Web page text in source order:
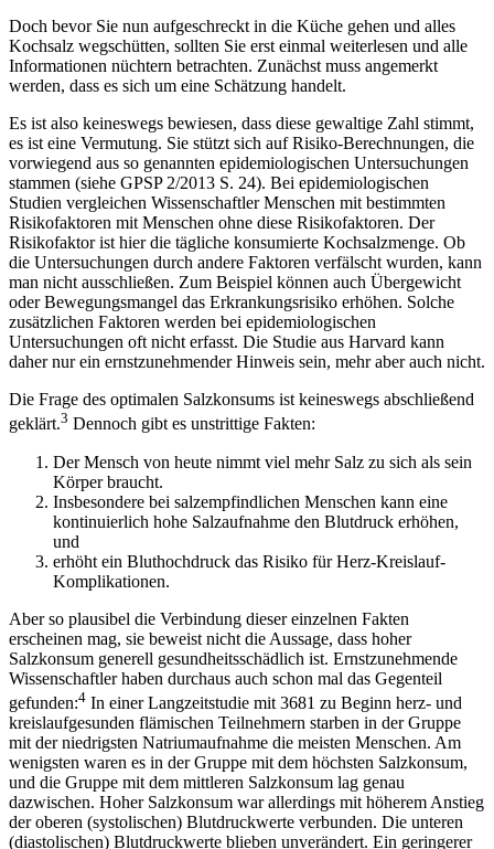
Doch bevor Sie nun aufgeschreckt in die Küche gehen und alles
Kochsalz wegschütten, sollten Sie erst einmal weiterlesen und alle
Informationen nüchtern betrachten. Zunächst muss angemerkt
werden, dass es sich um eine Schätzung handelt.
Es ist also keineswegs bewiesen, dass diese gewaltige Zahl stimmt,
es ist eine Vermutung. Sie stützt sich auf Risiko-Berechnungen, die
vorwiegend aus so genannten epidemiologischen Untersuchungen
stammen (siehe GPSP 2/2013 S. 24). Bei epidemiologischen
Studien vergleichen Wissenschaftler Menschen mit bestimmten
Risikofaktoren mit Menschen ohne diese Risikofaktoren. Der
Risikofaktor ist hier die tägliche konsumierte Kochsalzmenge. Ob
die Untersuchungen durch andere Faktoren verfälscht wurden, kann
man nicht ausschließen. Zum Beispiel können auch Übergewicht
oder Bewegungsmangel das Erkrankungsrisiko erhöhen. Solche
zusätzlichen Faktoren werden bei epidemiologischen
Untersuchungen oft nicht erfasst. Die Studie aus Harvard kann
daher nur ein ernstzunehmender Hinweis sein, mehr aber auch nicht.
Die Frage des optimalen Salzkonsums ist keineswegs abschließend
geklärt.3 Dennoch gibt es unstrittige Fakten:
Der Mensch von heute nimmt viel mehr Salz zu sich als sein
Körper braucht.
Insbesondere bei salzempfindlichen Menschen kann eine
kontinuierlich hohe Salzaufnahme den Blutdruck erhöhen,
und
erhöht ein Bluthochdruck das Risiko für Herz-Kreislauf-
Komplikationen.
Aber so plausibel die Verbindung dieser einzelnen Fakten
erscheinen mag, sie beweist nicht die Aussage, dass hoher
Salzkonsum generell gesundheitsschädlich ist. Ernstzunehmende
Wissenschaftler haben durchaus auch schon mal das Gegenteil
gefunden:4 In einer Langzeitstudie mit 3681 zu Beginn herz- und
kreislaufgesunden flämischen Teilnehmern starben in der Gruppe
mit der niedrigsten Natriumaufnahme die meisten Menschen. Am
wenigsten waren es in der Gruppe mit dem höchsten Salzkonsum,
und die Gruppe mit dem mittleren Salzkonsum lag genau
dazwischen. Hoher Salzkonsum war allerdings mit höherem Anstieg
der oberen (systolischen) Blutdruckwerte verbunden. Die unteren
(diastolischen) Blutdruckwerte blieben unverändert. Ein geringerer